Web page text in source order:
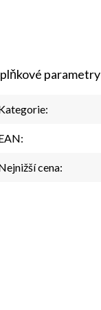
parametry
:
:
cena: